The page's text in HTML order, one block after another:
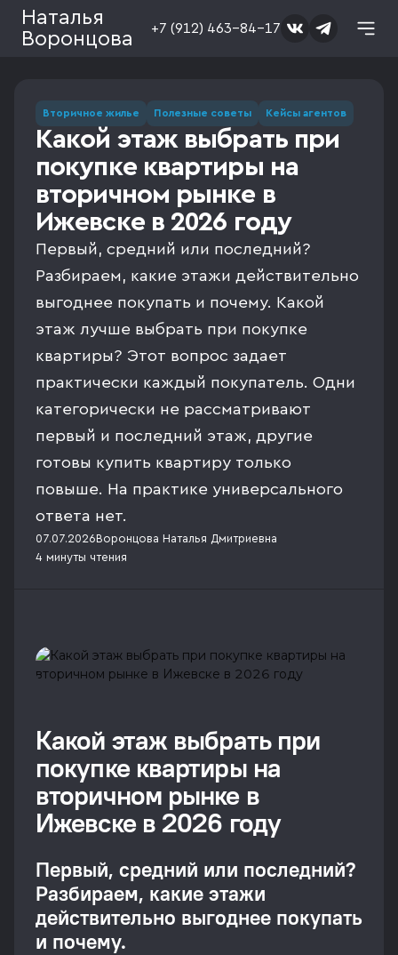
Наталья
Воронцова
+7 (912) 463-84-17
Вторичное жилье Полезные советы Кейсы агентов
Какой этаж выбрать при
покупке квартиры на
вторичном рынке в
Ижевске в 2026 году
Первый, средний или последний?
Разбираем, какие этажи действительно
выгоднее покупать и почему. Какой
этаж лучше выбрать при покупке
квартиры? Этот вопрос задает
практически каждый покупатель. Одни
категорически не рассматривают
первый и последний этаж, другие
готовы купить квартиру только
повыше. На практике универсального
ответа нет.
07.07.2026 Воронцова Наталья Дмитриевна
4 минуты чтения
Какой этаж выбрать при
покупке квартиры на
вторичном рынке в
Ижевске в 2026 году
Первый, средний или последний?
Разбираем, какие этажи
действительно выгоднее покупать
и почему.